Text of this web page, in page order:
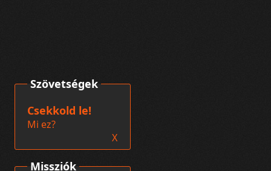
Missziók
Szövetségek
Csekkold le!
Mi ez?
X